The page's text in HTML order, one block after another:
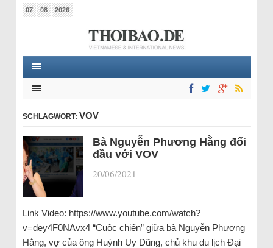
07 08 2026
SCHLAGWORT: VOV
Bà Nguyễn Phương Hằng đối
đầu với VOV
20/06/2021 |
Link Video: https://www.youtube.com/watch?
v=dey4F0NAvx4 “Cuộc chiến” giữa bà Nguyễn Phương
Hằng, vợ của ông Huỳnh Uy Dũng, chủ khu du lịch Đại